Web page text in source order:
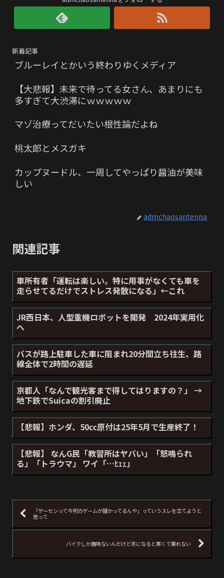
新着記事
ブルーレイとかいう終わりゆくメディア
【大悲報】未来で待ってる女さん、あまりにも
多すぎて大渋滞にｗｗｗｗｗ
マゾ治療ってだいたい根性論だよね
桃太郎とメスガキ
カップヌードル、一周してやっぱり醤油が美味
しい
admchaosantenna
関連記事
車所有者「運転は楽しい。特に用事がなくても車を
走らせてるだけでストレス発散になる」←これ
JR西日本、人型重機ロボットを開発 2024年実用化
へ
バスが路上駐車した車に阻まれ20分間立ち往生、路
線全体で2時間の遅延
京都人「なんで観光客まで得してはりますの？」 →
地下鉄でSuicaの割引廃止
【悲報】ホンダ、50㏄原付は25年5月で生産終了！
【悲報】 なんG民「教習所はヤバい」「怒鳴られ
る」「トラウマ」 ワイ「…ﾋｪｪ」
「ゲーセンって今何のゲームが儲かってるんや」っていうスレを立てようと
思って
バイクしか趣味ないんだけど冬になると寒くて乗れない